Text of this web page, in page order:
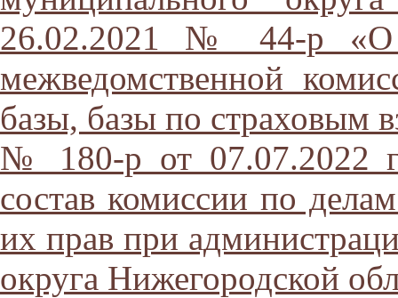
26.02.2021 № 44-р «О
межведомственной
базы, базы по страховым
№ 180-р от 07.07.2022
состав комиссии по
их прав при
округа Нижегородской